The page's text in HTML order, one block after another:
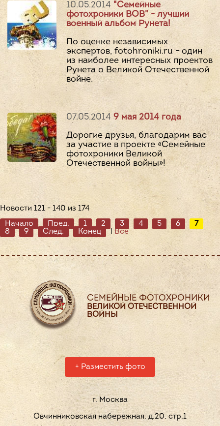
10.05.2014 "Семейные
фотохроники ВОВ" - лучший
военный альбом Рунета!
По оценке независимых
экспертов, fotohroniki.ru - один
из наиболее интересных проектов
Рунета о Великой Отечественной
войне.
07.05.2014 9 мая 2014 года
Дорогие друзья, благодарим вас
за участие в проекте «Семейные
фотохроники Великой
Отечественной войны»!
Новости 121 - 140 из 174
Начало
Пред. 1 2 3 4 5 6
7
8
9 След. Конец Все
СЕМЕЙНЫЕ ФОТОХРОНИКИ
ВЕЛИКОЙ ОТЕЧЕСТВЕННОЙ
ВОЙНЫ
+ Разместить фото
г. Москва
Овчинниковская набережная, д.20, стр.1